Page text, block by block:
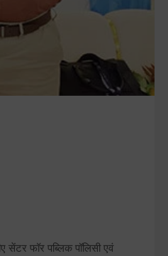
सेंटर फॉर पब्लिक पॉलिसी एवं